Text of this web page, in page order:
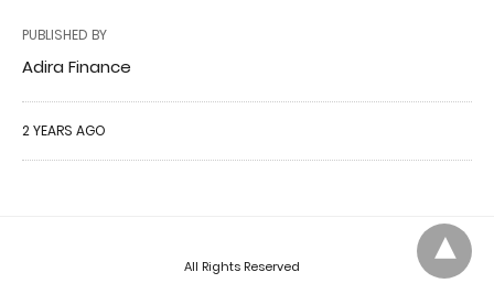
PUBLISHED BY
Adira Finance
2 YEARS AGO
All Rights Reserved